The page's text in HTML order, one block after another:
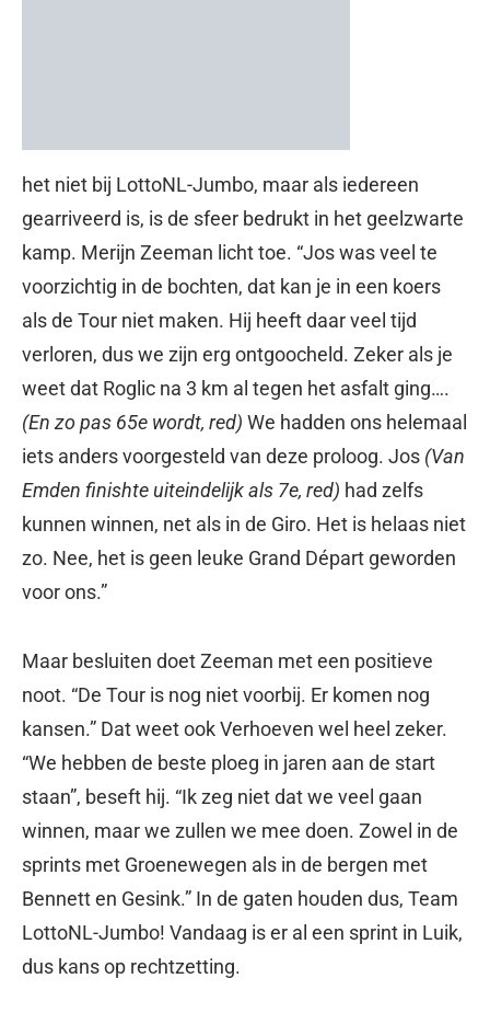
het niet bij LottoNL-Jumbo, maar als iedereen
gearriveerd is, is de sfeer bedrukt in het geelzwarte
kamp. Merijn Zeeman licht toe. “Jos was veel te
voorzichtig in de bochten, dat kan je in een koers
als de Tour niet maken. Hij heeft daar veel tijd
verloren, dus we zijn erg ontgoocheld. Zeker als je
weet dat Roglic na 3 km al tegen het asfalt ging….
(En zo pas 65e wordt, red) We hadden ons helemaal
iets anders voorgesteld van deze proloog. Jos (Van
Emden finishte uiteindelijk als 7e, red) had zelfs
kunnen winnen, net als in de Giro. Het is helaas niet
zo. Nee, het is geen leuke Grand Départ geworden
voor ons.”
Maar besluiten doet Zeeman met een positieve
noot. “De Tour is nog niet voorbij. Er komen nog
kansen.” Dat weet ook Verhoeven wel heel zeker.
“We hebben de beste ploeg in jaren aan de start
staan”, beseft hij. “Ik zeg niet dat we veel gaan
winnen, maar we zullen we mee doen. Zowel in de
sprints met Groenewegen als in de bergen met
Bennett en Gesink.” In de gaten houden dus, Team
LottoNL-Jumbo! Vandaag is er al een sprint in Luik,
dus kans op rechtzetting.